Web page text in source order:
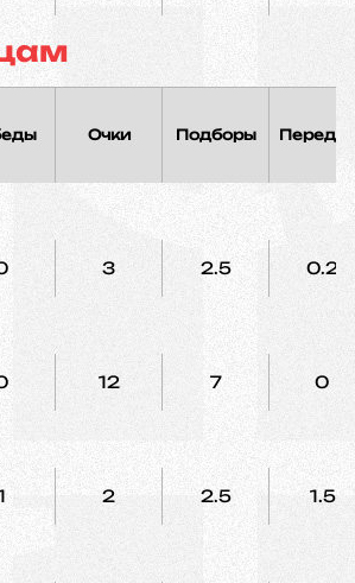
Очки Подборы
3 2.5 0.2
12 7 0
2 2.5 1.5